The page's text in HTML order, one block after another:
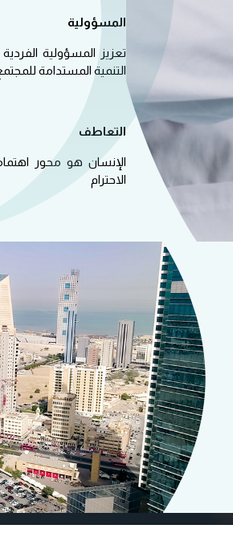
المسؤولية
تعزيز المسؤولية
التنمية المستدامة
التعاطف
الإنسان هو محور
الاحترام